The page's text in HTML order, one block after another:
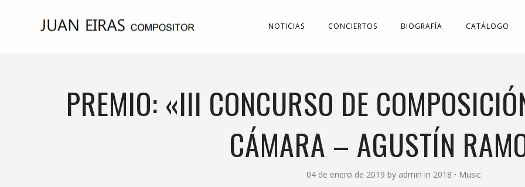
NOTICIAS CONCIERTOS BIOGRAFÍA CATÁLOGO
PREMIO: «III CONCURSO DE
CÁMARA – AGUSTÍN
04 de enero de 2019 by admin in 2018 ⋅ Music